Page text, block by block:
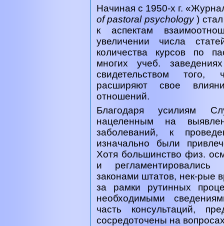
Начиная с 1950-х г.
of pastoral psychology)
к аспектам
увеличении числа
количества курсов по
многих учеб.
свидетельством того,
расширяют свое
отношений.
Благодаря усилиям
нацеленным на
заболеваний, к
изначально были
Хотя большинство физ.
и регламентировались
законами штатов, нек-рые
за рамки рутинных
необходимыми
часть консультаций,
сосредоточены на